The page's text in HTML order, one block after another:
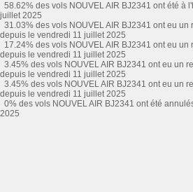
58.62% des vols NOUVEL AIR BJ2341 ont été à
juillet 2025
31.03% des vols NOUVEL AIR BJ2341 ont eu
depuis le vendredi 11 juillet 2025
17.24% des vols NOUVEL AIR BJ2341 ont eu
depuis le vendredi 11 juillet 2025
3.45% des vols NOUVEL AIR BJ2341 ont eu un
depuis le vendredi 11 juillet 2025
3.45% des vols NOUVEL AIR BJ2341 ont eu un
depuis le vendredi 11 juillet 2025
0% des vols NOUVEL AIR BJ2341 ont été
2025